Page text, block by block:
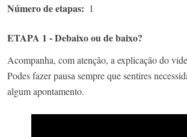
Número de etapas 1
ETAPA 1 - Debaixo ou de baixo?
Acompanha, com atenção, a explicação do
Podes fazer pausa sempre que sentires
algum apontamento.